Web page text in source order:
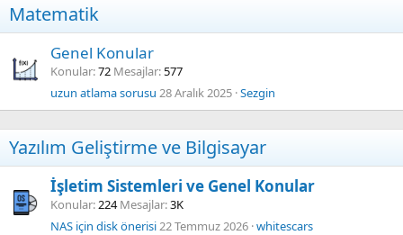
Matematik
Genel Konular
Konular 72 Mesajlar 577
uzun atlama sorusu 28 Aralık 2025 Sezgin
Yazılım Geliştirme ve Bilgisayar
İşletim Sistemleri ve Genel Konular
Konular 224 Mesajlar 3K
NAS için disk önerisi22 Temmuz 2026 whitescars